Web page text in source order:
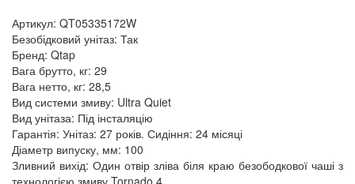
Артикул: QT05335172W
Безобідковий унітаз: Так
Бренд: Qtap
Вага брутто, кг: 29
Вага нетто, кг: 28,5
Вид системи змиву: Ultra Quiet
Вид унітаза: Під інсталяцію
Гарантія: Унітаз: 27 років. Сидіння: 24 місяці
Діаметр випуску, мм: 100
Зливний вихід: Один отвір зліва біля краю безободкової чаші з
технологією змиву Tornado 4